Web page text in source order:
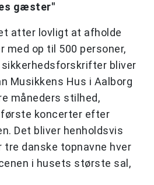
gæster"
atter lovligt at afholde
med op til 500 personer,
bliver
Musikkens Hus i Aalborg
måneders stilhed,
koncerter efter
Det bliver henholdsvis
tre danske topnavne hver
i husets største sal,